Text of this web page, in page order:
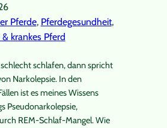
Pferde, Pferdegesundheit,
krankes Pferd
schlafen, dann spricht
Narkolepsie. In den
ist es meines Wissens
Pseudonarkolepsie,
REM-Schlaf-Mangel. Wie